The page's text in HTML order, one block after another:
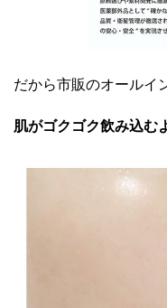
だから市販のオールイ
肌がゴクゴク飲み込む